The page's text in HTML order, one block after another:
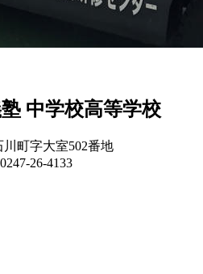
川町字大室502番地
26-4133